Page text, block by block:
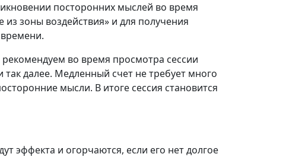
посторонних мыслей во время
зоны воздействия» и для получения
во время просмотра сессии
так далее. Медленный счет не требует много
мысли. В итоге сессия становится
эффекта и огорчаются, если его нет долгое